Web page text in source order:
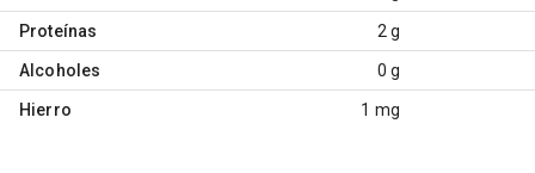
Proteínas 2 g
Alcoholes 0 g
Hierro 1 mg